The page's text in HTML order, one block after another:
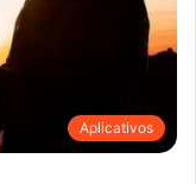
Aplicativos